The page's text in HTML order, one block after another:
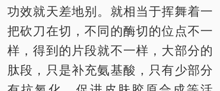
功效就天差地别。就相当于挥舞着一
把砍刀在切，不同的酶切的位点不一
样，得到的片段就不一样，大部分的
肽段，只是补充氨基酸，只有少部分